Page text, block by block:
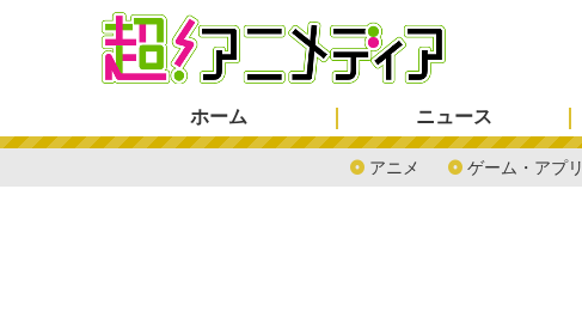
ホーム ニュース
アニメ ゲーム・アプリ